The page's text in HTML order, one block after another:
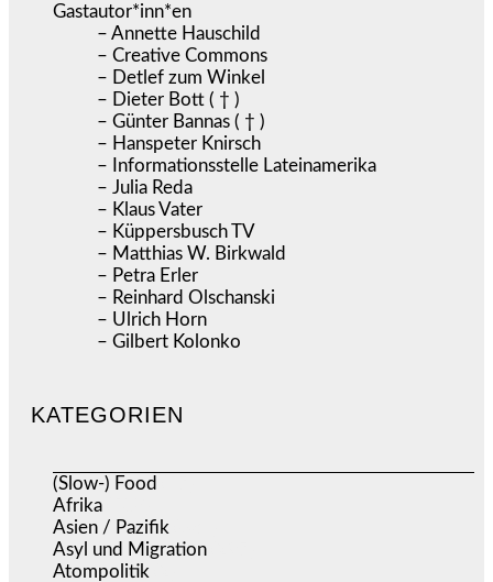
Gastautor*inn*en
– Annette Hauschild
– Creative Commons
– Detlef zum Winkel
– Dieter Bott ( † )
– Günter Bannas ( † )
– Hanspeter Knirsch
– Informationsstelle Lateinamerika
– Julia Reda
– Klaus Vater
– Küppersbusch TV
– Matthias W. Birkwald
– Petra Erler
– Reinhard Olschanski
– Ulrich Horn
– Gilbert Kolonko
KATEGORIEN
(Slow-) Food
Afrika
Asien / Pazifik
Asyl und Migration
Atompolitik